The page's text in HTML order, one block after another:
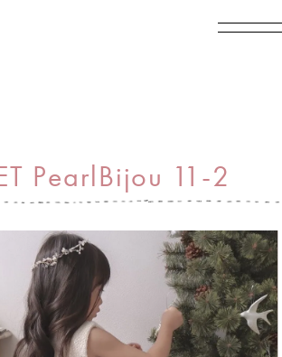
PearlBijou 11-2